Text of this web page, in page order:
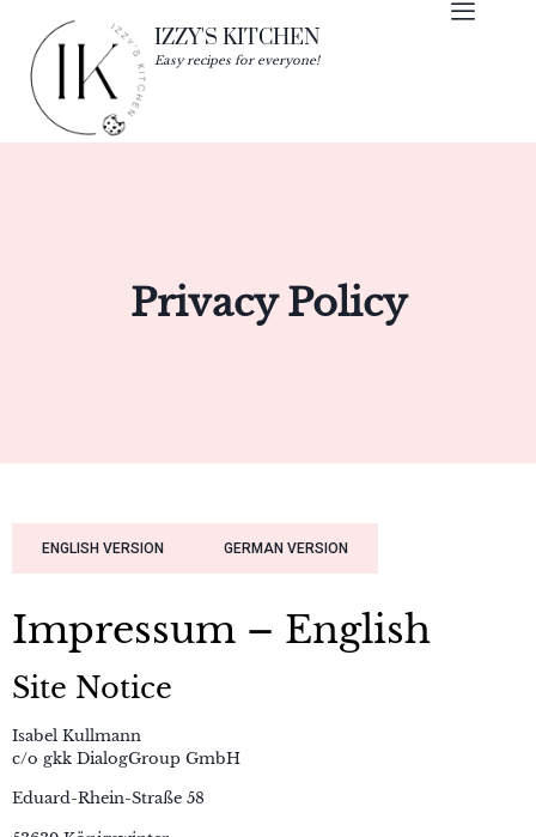
IZZY'S KITCHEN
Easy recipes for everyone!
Privacy Policy
ENGLISH VERSION GERMAN VERSION
Impressum – English
Site Notice
Isabel Kullmann
c/o gkk DialogGroup GmbH
Eduard-Rhein-Straße 58